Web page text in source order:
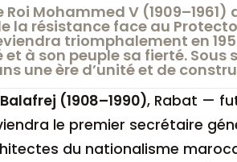
Roi Mohammed V
la résistance face au
triomphalement en
à son peuple sa fierté. Sous
une ère d’unité et de
(1908–1990), Rabat —
le premier secrétaire
du nationalisme